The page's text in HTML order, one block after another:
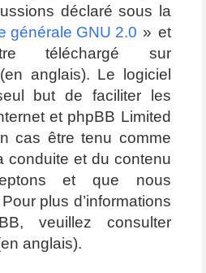
déclaré sous la
générale GNU 2.0 » et
téléchargé sur
(en anglais). Le logiciel
but de faciliter les
et phpBB Limited
cas être tenu comme
conduite et du contenu
et que nous
plus d’informations
veuillez consulter
anglais).